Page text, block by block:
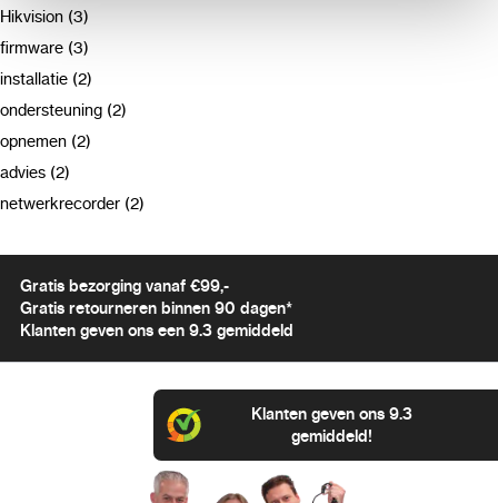
Hikvision (3)
firmware (3)
installatie (2)
ondersteuning (2)
opnemen (2)
advies (2)
netwerkrecorder (2)
Gratis bezorging vanaf €99,-
Gratis retourneren binnen 90 dagen*
Klanten geven ons een 9.3 gemiddeld
Klanten geven ons 9.3
gemiddeld!